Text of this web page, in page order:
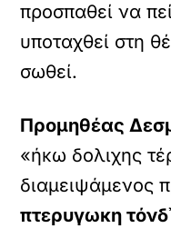
προσπαθεί να
υποταχθεί στη
σωθεί.
Προμηθέας
«ήκω δολιχης
διαμειψάμενος
πτερυγωκη